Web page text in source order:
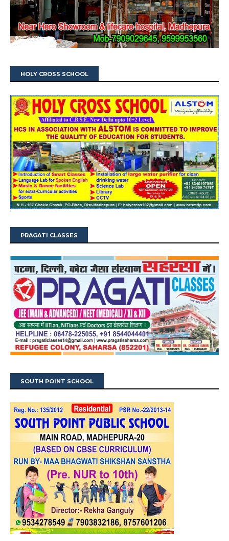
HOLY CROSS SCHOOL
PRAGATI CLASSES
SOUTH POINT SCHOOL